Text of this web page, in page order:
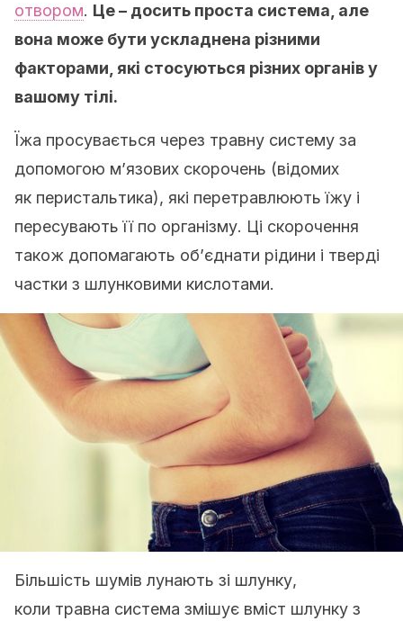
отвором. Це – досить проста система, але
вона може бути ускладнена різними
факторами, які стосуються різних органів у
вашому тілі.
Їжа просувається через травну систему за
допомогою м’язових скорочень (відомих
як перистальтика), які перетравлюють їжу і
пересувають її по організму. Ці скорочення
також допомагають об’єднати рідини і тверді
частки з шлунковими кислотами.
Більшість шумів лунають зі шлунку,
коли травна система змішує вміст шлунку з